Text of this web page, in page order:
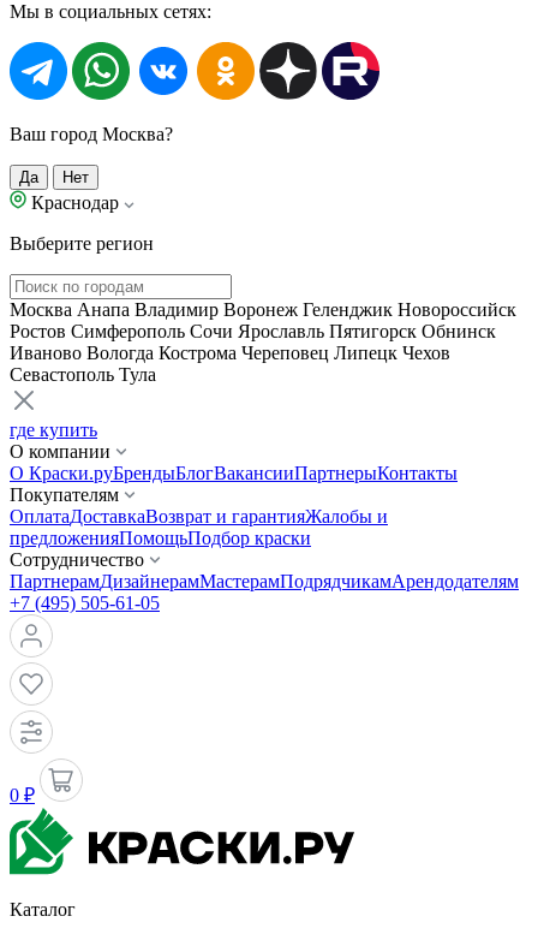
Мы в социальных сетях:
Ваш город Москва?
Да Нет
Краснодар
Выберите регион
Москва Анапа Владимир Воронеж Геленджик Новороссийск
Ростов Симферополь Сочи Ярославль Пятигорск Обнинск
Иваново Вологда Кострома Череповец Липецк Чехов
Севастополь Тула
где купить
О компании
О Краски.руБрендыБлогВакансииПартнерыКонтакты
Покупателям
ОплатаДоставкаВозврат и гарантияЖалобы и
предложенияПомощьПодбор краски
Сотрудничество
ПартнерамДизайнерамМастерамПодрядчикамАрендодателям
+7 (495) 505-61-05
0 ₽
Каталог